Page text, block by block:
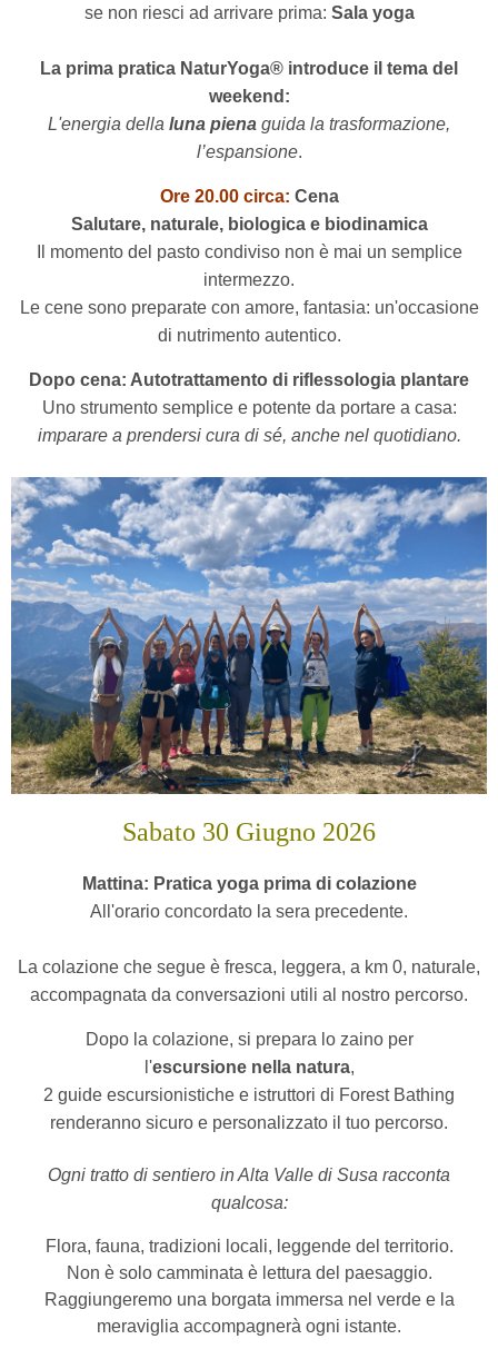
se non riesci ad arrivare prima: Sala yoga
La prima pratica NaturYoga® introduce il tema del
weekend:
L'energia della luna piena guida la trasformazione,
l’espansione.
Ore 20.00 circa: Cena
Salutare, naturale, biologica e biodinamica
Il momento del pasto condiviso non è mai un semplice
intermezzo.
Le cene sono preparate con amore, fantasia: un'occasione
di nutrimento autentico.
Dopo cena: Autotrattamento di riflessologia plantare
Uno strumento semplice e potente da portare a casa:
imparare a prendersi cura di sé, anche nel quotidiano.
Sabato 30 Giugno 2026
Mattina: Pratica yoga prima di colazione
All'orario concordato la sera precedente.
La colazione che segue è fresca, leggera, a km 0, naturale,
accompagnata da conversazioni utili al nostro percorso.
Dopo la colazione, si prepara lo zaino per
l'escursione nella natura,
2 guide escursionistiche e istruttori di Forest Bathing
renderanno sicuro e personalizzato il tuo percorso.
Ogni tratto di sentiero in Alta Valle di Susa racconta
qualcosa:
Flora, fauna, tradizioni locali, leggende del territorio.
Non è solo camminata è lettura del paesaggio.
Raggiungeremo una borgata immersa nel verde e la
meraviglia accompagnerà ogni istante.